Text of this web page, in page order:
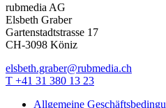
rubmedia AG
Elsbeth Graber
Gartenstadtstrasse 17
CH-3098 Köniz
elsbeth.graber@rubmedia.ch
T +41 31 380 13 23
Allgemeine